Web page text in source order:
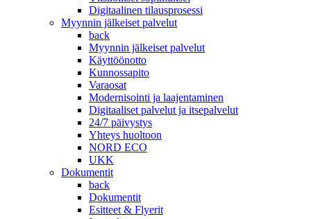
Digitaalinen tilausprosessi
Myynnin jälkeiset palvelut
back
Myynnin jälkeiset palvelut
Käyttöönotto
Kunnossapito
Varaosat
Modernisointi ja laajentaminen
Digitaaliset palvelut ja itsepalvelut
24/7 päivystys
Yhteys huoltoon
NORD ECO
UKK
Dokumentit
back
Dokumentit
Esitteet & Flyerit